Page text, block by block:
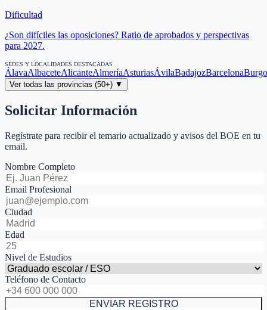
Dificultad
¿Son difíciles las oposiciones? Ratio de aprobados y perspectivas
para 2027.
SEDES Y LOCALIDADES DESTACADAS
ÁlavaAlbaceteAlicanteAlmeríaAsturiasÁvilaBadajozBarcelona
Ver todas las provincias (50+) ▼
Solicitar Información
Regístrate para recibir el temario actualizado y avisos del BOE en tu
email.
Nombre Completo
Email Profesional
Ciudad
Edad
Nivel de Estudios
Teléfono de Contacto
ENVIAR REGISTRO